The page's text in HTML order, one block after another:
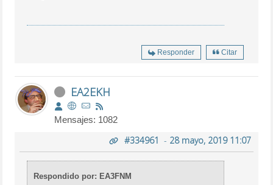
Responder Citar
EA2EKH
Mensajes: 1082
#334961 - 28 mayo, 2019 11:07
Respondido por: EA3FNM